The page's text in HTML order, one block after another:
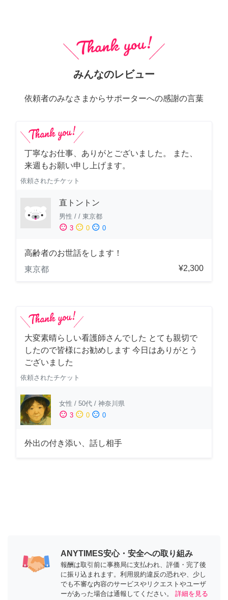
みんなのレビュー
依頼者のみなさまからサポーターへの感謝の言葉
丁寧なお仕事、ありがとございました。 また、
来週もお願い申し上げます。
依頼されたチケット
直トントン
男性 / / 東京都
sentiment_satisfied 3 sentiment_neutral 0 sentiment_dissatisfied 0
高齢者のお世話をします！
東京都
¥2,300
大変素晴らしい看護師さんでした とても親切で
したので皆様にお勧めします 今日はありがとう
ございました
依頼されたチケット
女性 / 50代 / 神奈川県
sentiment_satisfied 3 sentiment_neutral 0 sentiment_dissatisfied 0
外出の付き添い、話し相手
ANYTIMES安心・安全への取り組み
報酬は取引前に事務局に支払われ、評価・完了後
に振り込まれます。利用規約違反の恐れや、少し
でも不審な内容のサービスやリクエストやユーザ
ーがあった場合は通報してください。
詳細を見る